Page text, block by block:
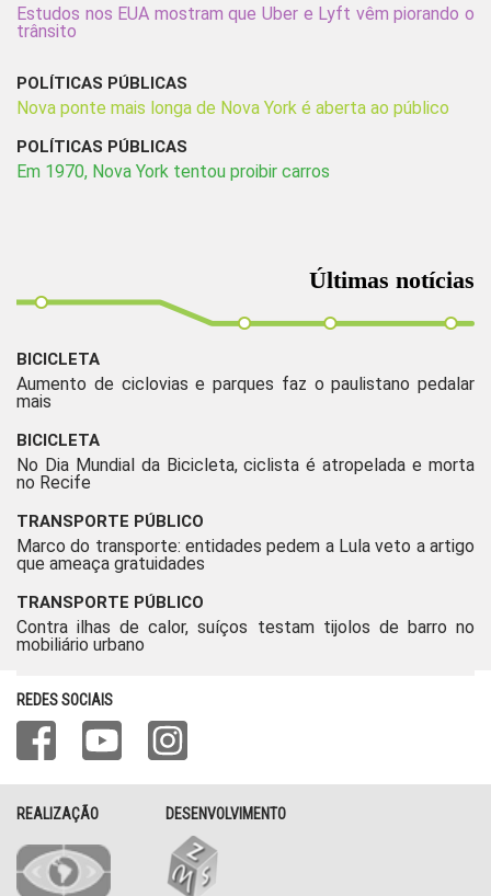
Estudos nos EUA mostram que Uber e Lyft vêm piorando o
trânsito
POLÍTICAS PÚBLICAS
Nova ponte mais longa de Nova York é aberta ao público
POLÍTICAS PÚBLICAS
Em 1970, Nova York tentou proibir carros
Últimas notícias
BICICLETA
Aumento de ciclovias e parques faz o paulistano pedalar
mais
BICICLETA
No Dia Mundial da Bicicleta, ciclista é atropelada e morta
no Recife
TRANSPORTE PÚBLICO
Marco do transporte: entidades pedem a Lula veto a artigo
que ameaça gratuidades
TRANSPORTE PÚBLICO
Contra ilhas de calor, suíços testam tijolos de barro no
mobiliário urbano
REDES SOCIAIS
REALIZAÇÃO DESENVOLVIMENTO